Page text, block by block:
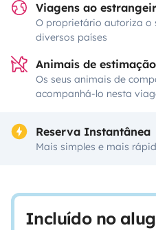
Viagens ao
O proprietário autoriza o
diversos países
Animais de
Os seus animais de
acompanhá-lo nesta
Reserva Instantânea
Mais simples e mais
Incluído no